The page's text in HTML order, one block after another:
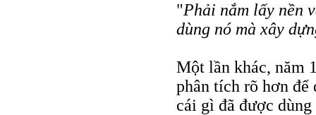
"Phải nắm lấy nền
dùng nó mà xây
Một lần khác, năm
phân tích rõ hơn để
cái gì đã được